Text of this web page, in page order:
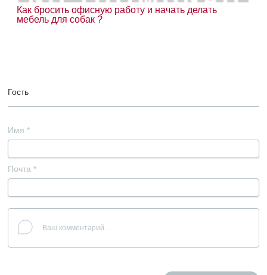
Как бросить офисную работу и начать делать
мебель для собак ?
Гость
Имя *
Почта *